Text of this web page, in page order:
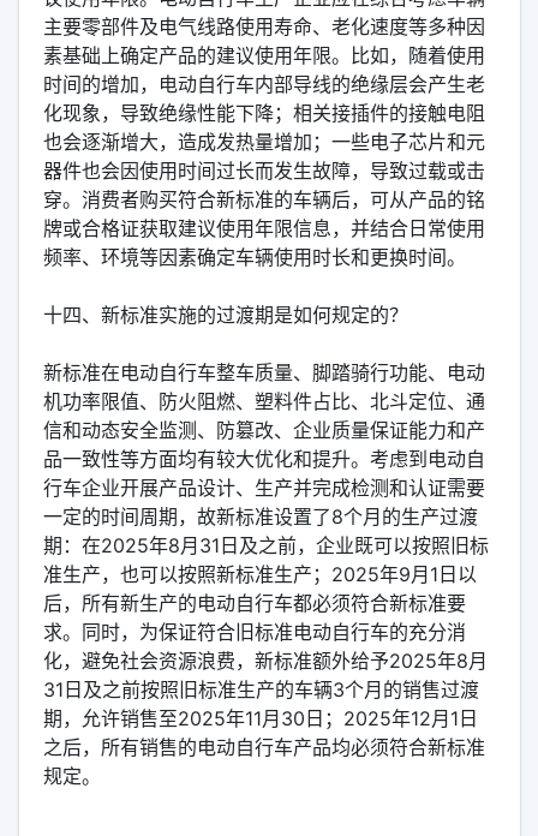
主要零部件及电气线路使用寿命、老化速度等多种因
素基础上确定产品的建议使用年限。比如，随着使用
时间的增加，电动自行车内部导线的绝缘层会产生老
化现象，导致绝缘性能下降；相关接插件的接触电阻
也会逐渐增大，造成发热量增加；一些电子芯片和元
器件也会因使用时间过长而发生故障，导致过载或击
穿。消费者购买符合新标准的车辆后，可从产品的铭
牌或合格证获取建议使用年限信息，并结合日常使用
频率、环境等因素确定车辆使用时长和更换时间。
十四、新标准实施的过渡期是如何规定的？
新标准在电动自行车整车质量、脚踏骑行功能、电动
机功率限值、防火阻燃、塑料件占比、北斗定位、通
信和动态安全监测、防篡改、企业质量保证能力和产
品一致性等方面均有较大优化和提升。考虑到电动自
行车企业开展产品设计、生产并完成检测和认证需要
一定的时间周期，故新标准设置了8个月的生产过渡
期：在2025年8月31日及之前，企业既可以按照旧标
准生产，也可以按照新标准生产；2025年9月1日以
后，所有新生产的电动自行车都必须符合新标准要
求。同时，为保证符合旧标准电动自行车的充分消
化，避免社会资源浪费，新标准额外给予2025年8月
31日及之前按照旧标准生产的车辆3个月的销售过渡
期，允许销售至2025年11月30日；2025年12月1日
之后，所有销售的电动自行车产品均必须符合新标准
规定。